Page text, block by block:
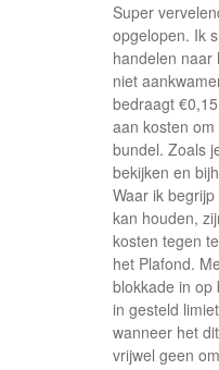
Super
opgelopen. Ik
handelen naar
niet
bedraagt
aan kosten
bundel. Zoals
bekijken en
Waar ik
kan houden,
kosten tegen
het Plafond.
blokkade in op
in gesteld
wanneer het
vrijwel geen